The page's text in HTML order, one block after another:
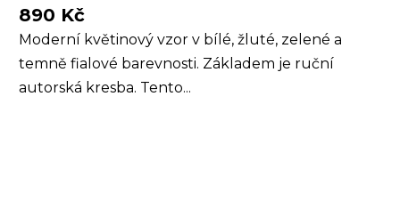
890 Kč
Moderní květinový vzor v bílé, žluté, zelené a
temně fialové barevnosti. Základem je ruční
autorská kresba. Tento...